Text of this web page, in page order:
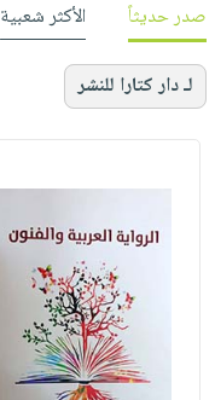
صدر حديثاً الأكثر شعبية
لـ دار كتارا للنشر